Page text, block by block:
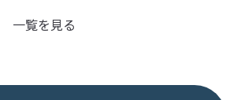
一覧を見る